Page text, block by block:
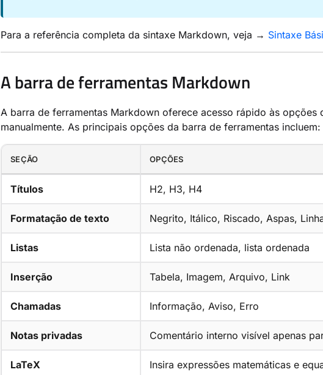
Para a referência completa da sintaxe Markdown, veja → Sintaxe
A barra de ferramentas Markdown
A barra de ferramentas Markdown oferece acesso rápido às
manualmente. As principais opções da barra de ferramentas incluem:
SEÇÃO OPÇÕES
Títulos H2, H3, H4
Formatação de texto Negrito, Itálico, Riscado, Aspas,
Listas Lista não ordenada, lista ordenada
Inserção Tabela, Imagem, Arquivo, Link
Chamadas Informação, Aviso, Erro
Notas privadas Comentário interno visível apenas
LaTeX Insira expressões matemáticas e